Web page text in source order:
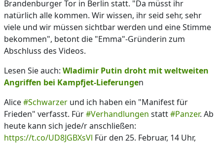
Brandenburger Tor in Berlin statt. "Da müsst ihr
natürlich alle kommen. Wir wissen, ihr seid sehr, sehr
viele und wir müssen sichtbar werden und eine Stimme
bekommen", betont die "Emma"-Gründerin zum
Abschluss des Videos.
Lesen Sie auch: Wladimir Putin droht mit weltweiten
Angriffen bei Kampfjet-Lieferungen
Alice#Schwarzer und ich haben ein "Manifest für
Frieden" verfasst. Für#Verhandlungen statt#Panzer. Ab
heute kann sich jede/r anschließen:
https://t.co/UD8JGBXsVl Für den 25. Februar, 14 Uhr,